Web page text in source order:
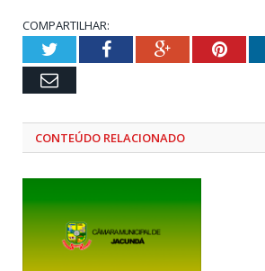
COMPARTILHAR:
TwitterFacebookGoogle+
Email
CONTEÚDO RELACIONADO